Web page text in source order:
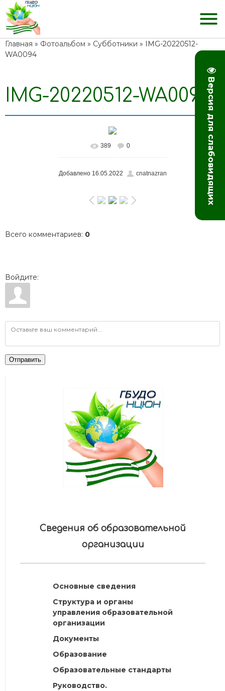
Версия для слабовидящих
menu
Главная » Фотоальбом » Субботники » IMG-20220512-
WA0094
IMG-20220512-WA0094
389 0
Добавлено16.05.2022 cnatnazran
Всего комментариев: 0
Войдите:
Отправить
Сведения об образовательной
организации
Основные сведения
Структура и органы
управления образовательной
организации
Документы
Образование
Образовательные стандарты
Руководство.